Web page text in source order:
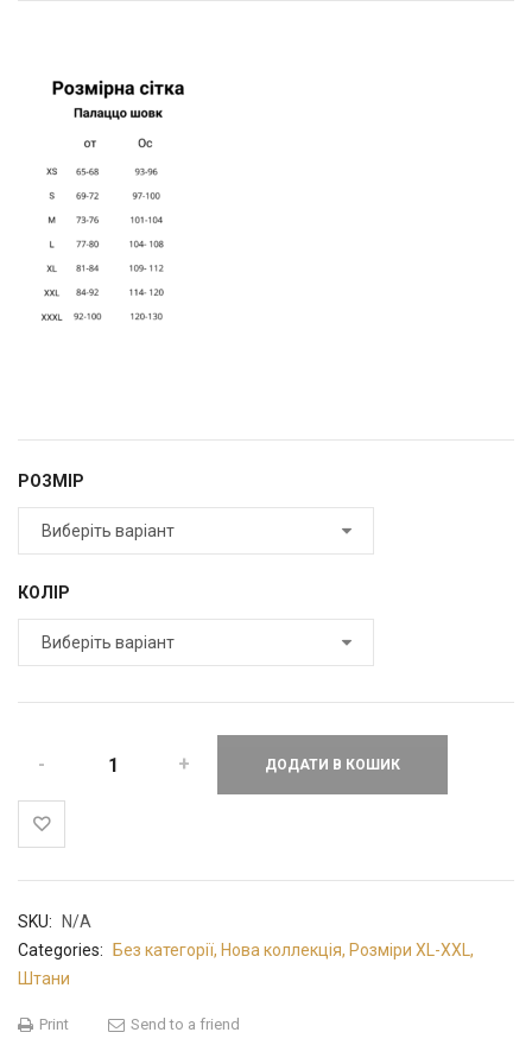
РОЗМІР
КОЛІР
ДОДАТИ В КОШИК
SKU:
N/A
Categories:
Без категорії, Нова коллекція, Розміри XL-XXL,
Штани
Print Send to a friend